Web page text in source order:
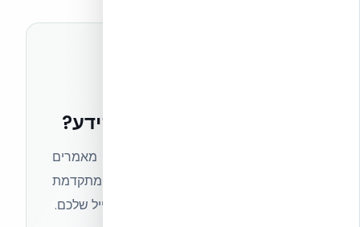
רוצים להישאר בחזית הידע?
הצטרפו לניוזלטר של אקובילד וקבלו מאמרים
מקצועיים, חדשות מעולם הבנייה המתקדמת
ועדכונים בלעדיים — ישירות לתיבת המייל שלכם.